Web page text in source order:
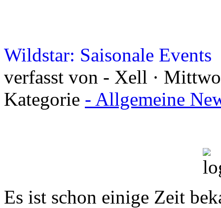
Wildstar: Saisonale Events
verfasst von - Xell ·
Kategorie - Allgemeine
Es ist schon einige Zeit